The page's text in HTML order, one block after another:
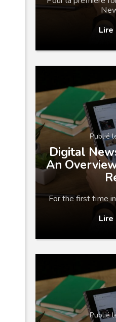
Publié
Digital
An
For the first time
Publié